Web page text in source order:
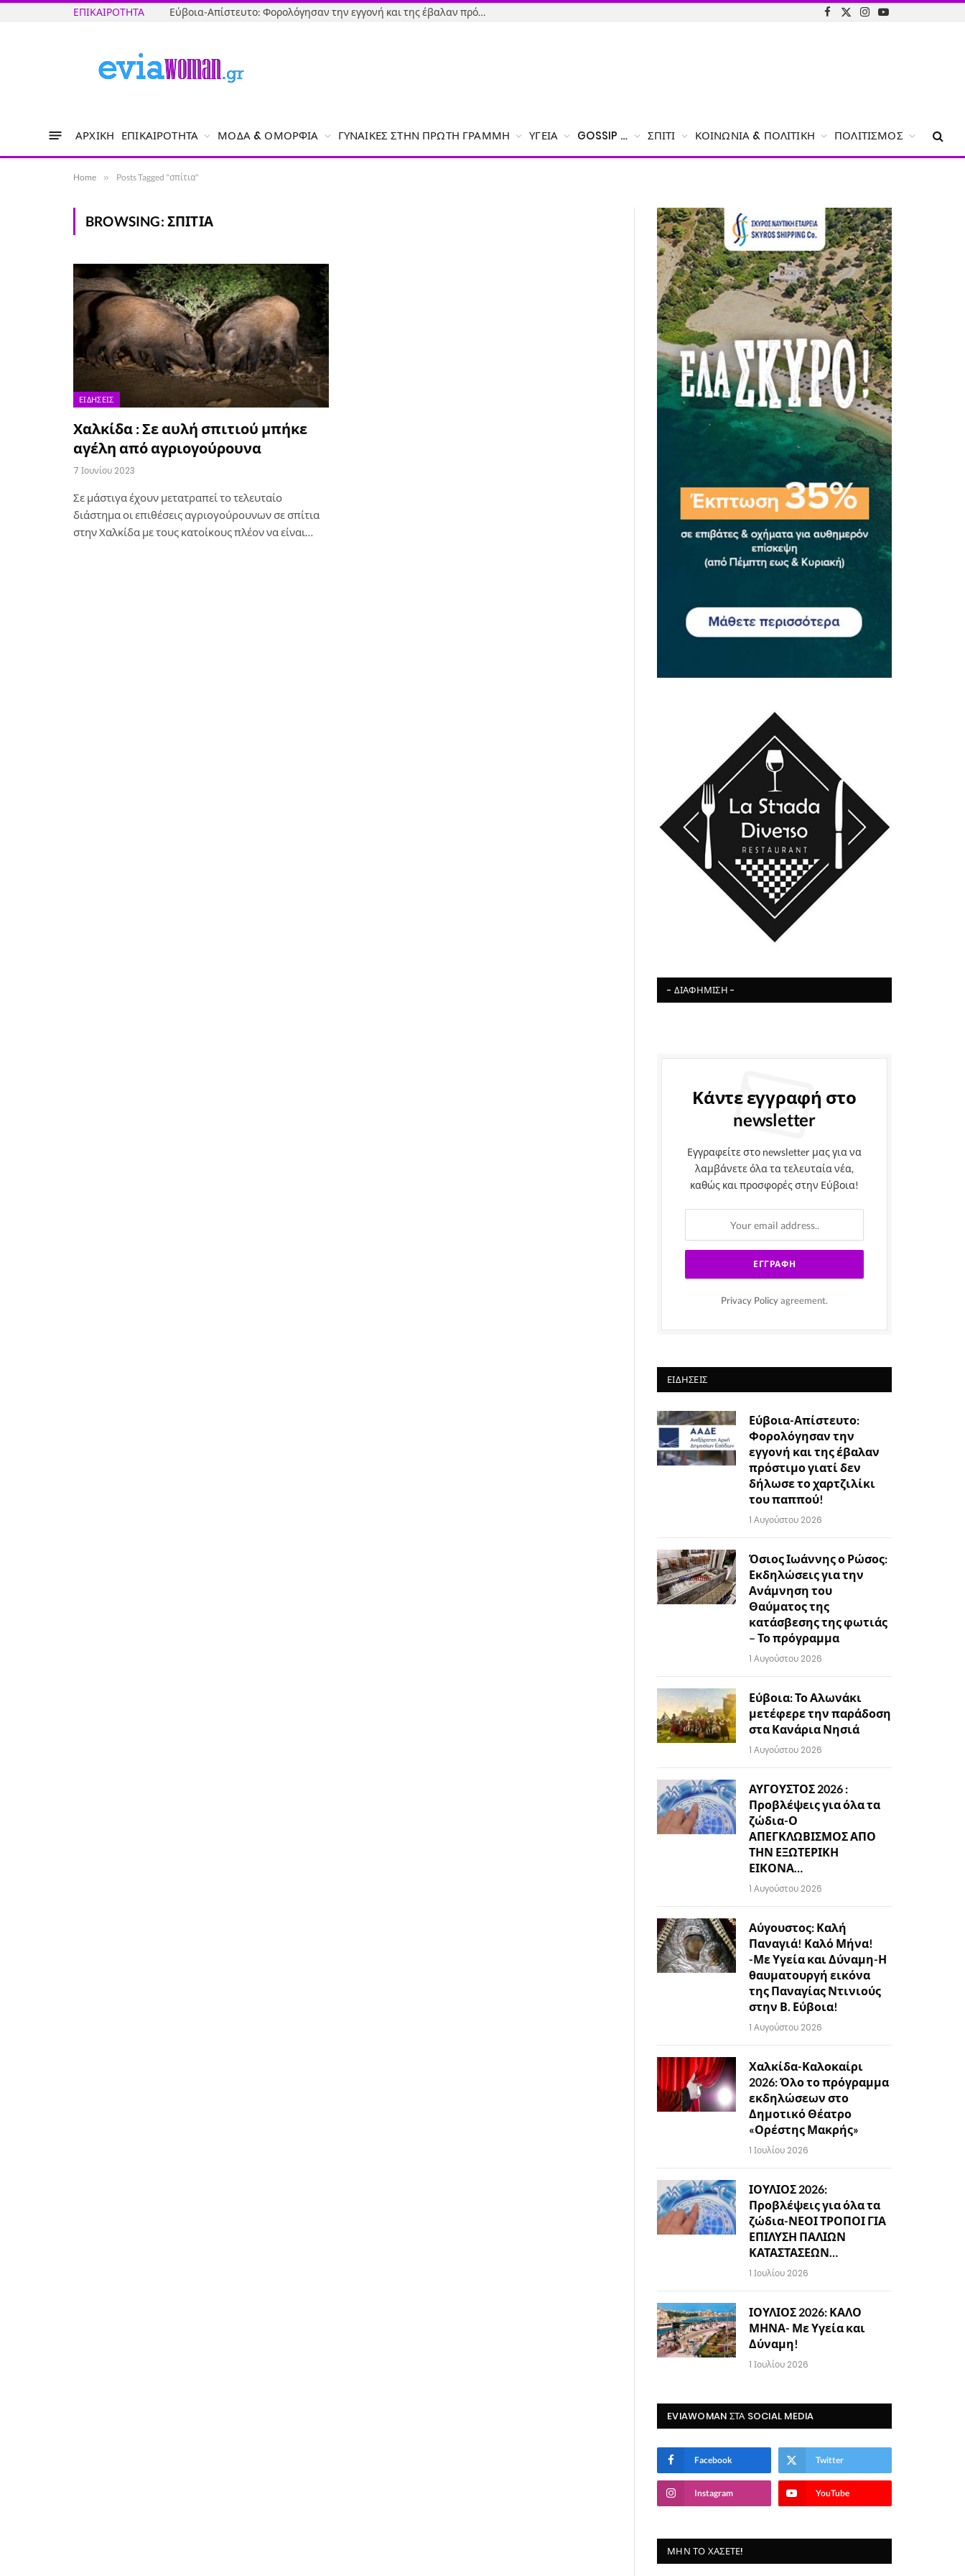
ΕΠΙΚΑΙΡΌΤΗΤΑ Εύβοια-Απίστευτο: Φορολόγησαν την εγγονή και της έβαλαν πρόστιμο γιατί δεν δήλωσε το χαρτζιλίκι του παππού!
Facebook
X
Instagram
YouTube
ΑΡΧΙΚΉ ΕΠΙΚΑΙΡΌΤΗΤΑ ΜΌΔΑ & ΟΜΟΡΦΙΆ ΓΥΝΑΊΚΕΣ ΣΤΗΝ ΠΡΏΤΗ ΓΡΑΜΜΉ ΥΓΕΊΑ GOSSIP … ΣΠΊΤΙ ΚΟΙΝΩΝΊΑ & ΠΟΛΙΤΙΚΉ ΠΟΛΙΤΙΣΜΌΣ
Home » Posts Tagged "σπίτια"
BROWSING: ΣΠΊΤΙΑ
ΕΙΔΉΣΕΙΣ
Χαλκίδα : Σε αυλή σπιτιού μπήκε
αγέλη από αγριογούρουνα
7 Ιουνίου 2023
Σε μάστιγα έχουν μετατραπεί το τελευταίο
διάστημα οι επιθέσεις αγριογούρουνων σε σπίτια
στην Χαλκίδα με τους κατοίκους πλέον να είναι…
- ΔΙΑΦΉΜΙΣΗ -
Κάντε εγγραφή στο
newsletter
Εγγραφείτε στο newsletter μας για να
λαμβάνετε όλα τα τελευταία νέα,
καθώς και προσφορές στην Εύβοια!
Privacy Policy agreement.
ΕΙΔΉΣΕΙΣ
Εύβοια-Απίστευτο:
Φορολόγησαν την
εγγονή και της έβαλαν
πρόστιμο γιατί δεν
δήλωσε το χαρτζιλίκι
του παππού!
1 Αυγούστου 2026
Όσιος Ιωάννης ο Ρώσος:
Εκδηλώσεις για την
Ανάμνηση του
Θαύματος της
κατάσβεσης της φωτιάς
– Το πρόγραμμα
1 Αυγούστου 2026
Εύβοια: Το Αλωνάκι
μετέφερε την παράδοση
στα Κανάρια Νησιά
1 Αυγούστου 2026
ΑΥΓΟΥΣΤΟΣ 2026 :
Προβλέψεις για όλα τα
ζώδια-Ο
ΑΠΕΓΚΛΩΒΙΣΜΟΣ ΑΠΟ
ΤΗΝ ΕΞΩΤΕΡΙΚΗ
ΕΙΚΟΝΑ…
1 Αυγούστου 2026
Αύγουστος: Καλή
Παναγιά! Καλό Μήνα!
-Με Υγεία και Δύναμη-Η
θαυματουργή εικόνα
της Παναγίας Ντινιούς
στην Β. Εύβοια!
1 Αυγούστου 2026
Χαλκίδα-Καλοκαίρι
2026: Όλο το πρόγραμμα
εκδηλώσεων στο
Δημοτικό Θέατρο
«Ορέστης Μακρής»
1 Ιουλίου 2026
ΙΟΥΛΙΟΣ 2026:
Προβλέψεις για όλα τα
ζώδια-ΝΕΟΙ ΤΡΟΠΟΙ ΓΙΑ
ΕΠΙΛΥΣΗ ΠΑΛΙΩΝ
ΚΑΤΑΣΤΑΣΕΩΝ…
1 Ιουλίου 2026
ΙΟΥΛΙΟΣ 2026: ΚΑΛΟ
ΜΗΝΑ- Με Υγεία και
Δύναμη!
1 Ιουλίου 2026
EVIAWOMAN ΣΤΑ SOCIAL MEDIA
Facebook Twitter
Instagram YouTube
ΜΗΝ ΤΟ ΧΆΣΕΤΕ!